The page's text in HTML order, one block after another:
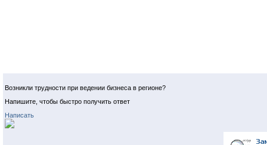
Возникли трудности при ведении бизнеса в регионе?
Напишите, чтобы быстро получить ответ
Написать